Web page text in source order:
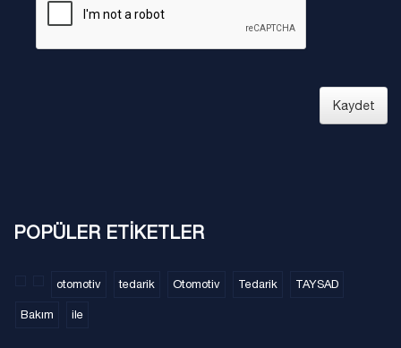
Kaydet
POPÜLER ETİKETLER
otomotiv tedarik Otomotiv Tedarik TAYSAD
Bakım ile